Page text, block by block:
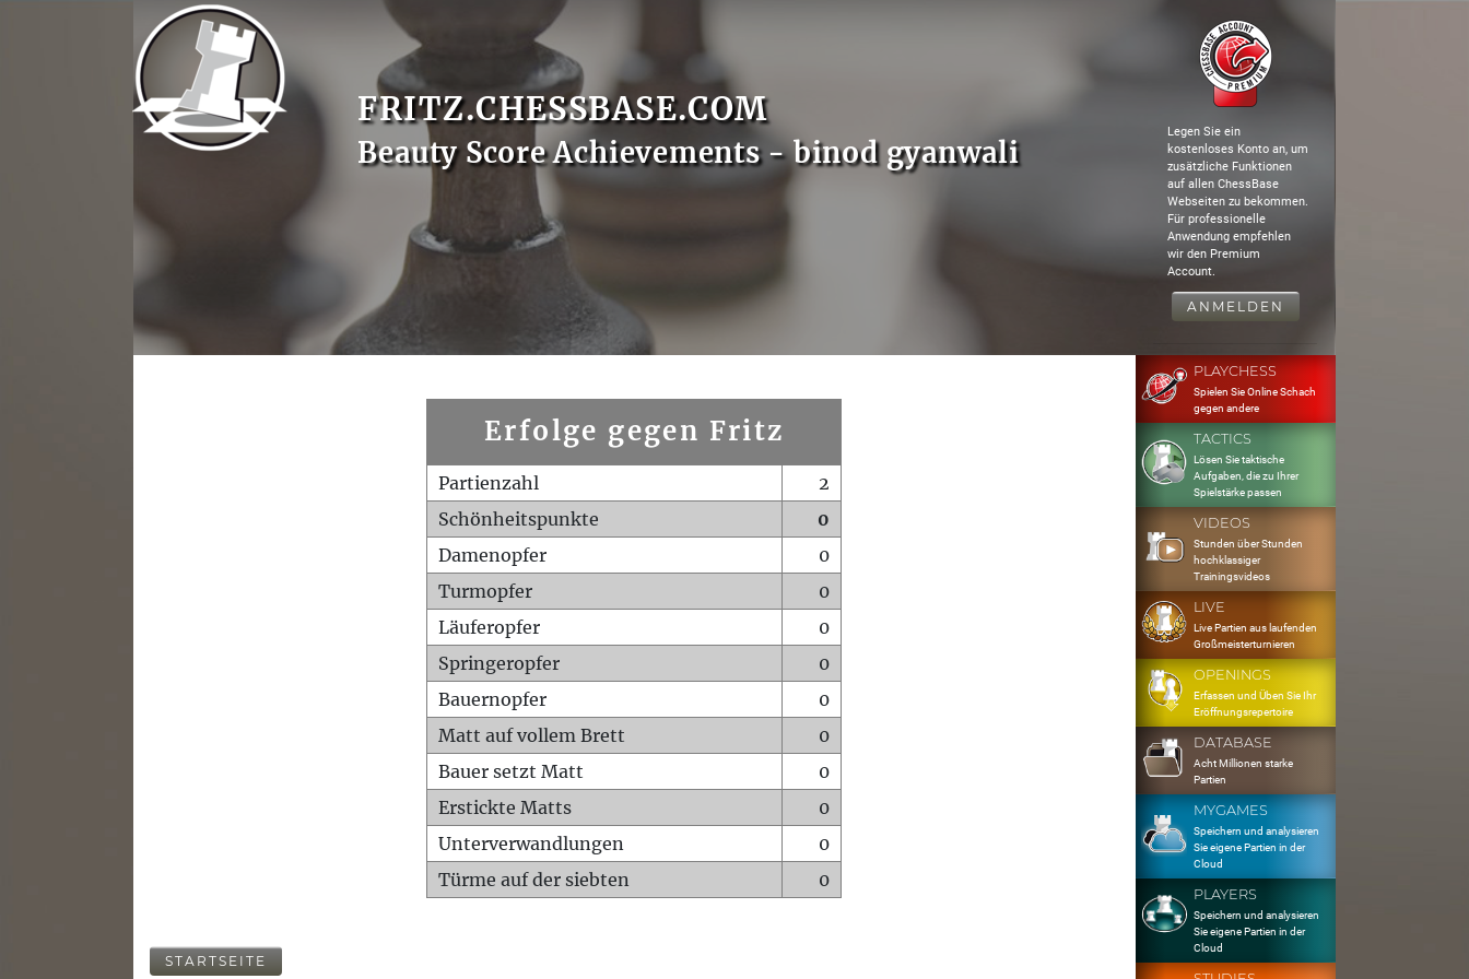
FRITZ.CHESSBASE.COM
Beauty Score Achievements - binod gyanwali
Legen Sie ein
kostenloses Konto an, um
zusätzliche Funktionen
auf allen ChessBase
Webseiten zu bekommen.
Für professionelle
Anwendung empfehlen
wir den Premium
Account.
ANMELDEN
Erfolge gegen Fritz
Partienzahl
2
Schönheitspunkte
0
Damenopfer
0
Turmopfer
0
Läuferopfer
0
Springeropfer
0
Bauernopfer
0
Matt auf vollem Brett
0
Bauer setzt Matt
0
Erstickte Matts
0
Unterverwandlungen
0
Türme auf der siebten
0
STARTSEITE
PLAYCHESS
Spielen Sie Online Schach
gegen andere
TACTICS
Lösen Sie taktische
Aufgaben, die zu Ihrer
Spielstärke passen
VIDEOS
Stunden über Stunden
hochklassiger
Trainingsvideos
LIVE
Live Partien aus laufenden
Großmeisterturnieren
OPENINGS
Erfassen und Üben Sie Ihr
Eröffnungsrepertoire
DATABASE
Acht Millionen starke
Partien
MYGAMES
Speichern und analysieren
Sie eigene Partien in der
Cloud
PLAYERS
Speichern und analysieren
Sie eigene Partien in der
Cloud